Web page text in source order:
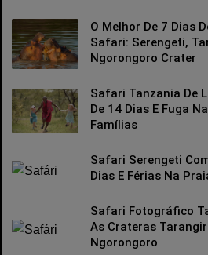
O Melhor De 7 Dias
Safari: Serengeti,
Ngorongoro Crater
Safari Tanzania De
De 14 Dias E Fuga
Famílias
Safari Serengeti
Dias E Férias Na
Safari Fotográfico
As Crateras
Ngorongoro